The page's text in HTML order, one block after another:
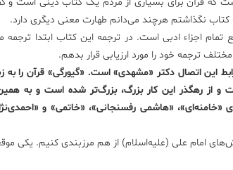
نگذاشتم هرچند می‌دانم طهارت معنی دیگری دارد.
اجزاء ادبی است. در ترجمه این کتاب ابتدا ترجمه
ترجمه خود را مورد ارزیابی قرار بدهم.
این اتصال دکتر «مشهدی» است. «گیورگی» قرآن را به
و از رهگذر این کار بزرگ، بزرگ‌تر شده است و به
«خامنه‌ای»، «هاشمی رفسنجانی»، «خاتمی» و
امام علی (علیه‌اسلام) از هم مرزبندی کنیم. یکی